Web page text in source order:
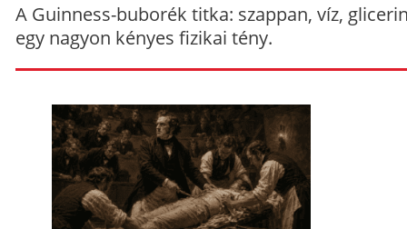
A Guinness-buborék titka: szappan, víz,
egy nagyon kényes fizikai tény.